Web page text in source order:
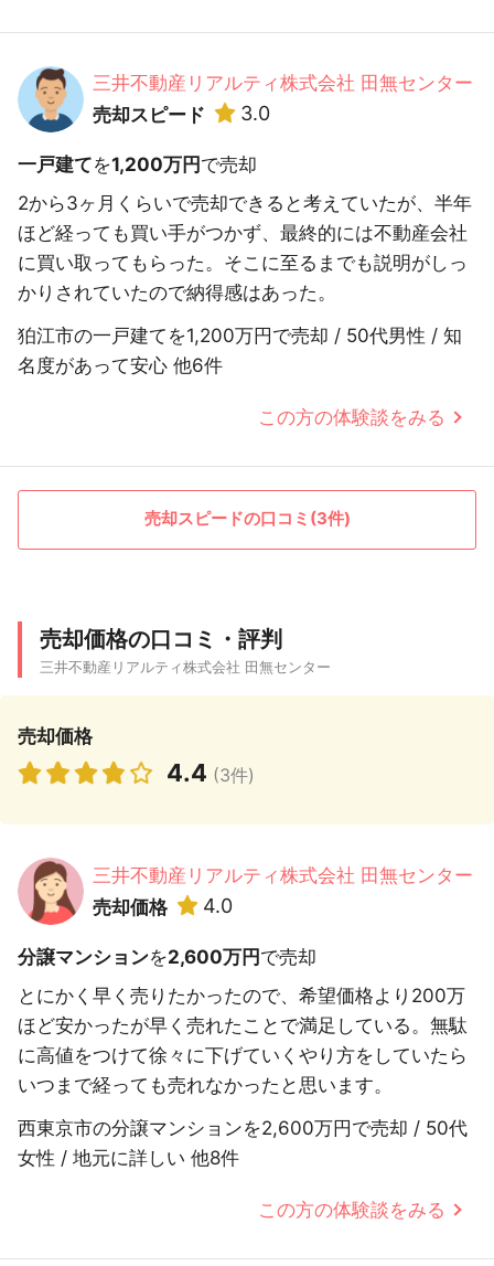
三井不動産リアルティ株式会社 田無センター
売却スピード
3.0
一戸建てを1,200万円 で売却
2から3ヶ月くらいで売却できると考えていたが、半年
ほど経っても買い手がつかず、最終的には不動産会社
に買い取ってもらった。そこに至るまでも説明がしっ
かりされていたので納得感はあった。
狛江市の一戸建てを1,200万円で売却 / 50代男性 / 知
名度があって安心 他6件
この方の体験談をみる
売却スピードの口コミ(3件)
売却価格の口コミ・評判
三井不動産リアルティ株式会社 田無センター
売却価格
4.4 (3件)
三井不動産リアルティ株式会社 田無センター
売却価格
4.0
分譲マンションを2,600万円で売却
とにかく早く売りたかったので、希望価格より200万
ほど安かったが早く売れたことで満足している。無駄
に高値をつけて徐々に下げていくやり方をしていたら
いつまで経っても売れなかったと思います。
西東京市の分譲マンションを2,600万円で売却 / 50代
女性 / 地元に詳しい 他8件
この方の体験談をみる